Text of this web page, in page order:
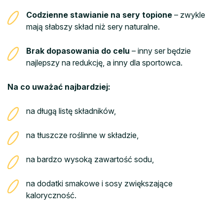
Codzienne stawianie na sery topione – zwykle
mają słabszy skład niż sery naturalne.
Brak dopasowania do celu – inny ser będzie
najlepszy na redukcję, a inny dla sportowca.
Na co uważać najbardziej:
na długą listę składników,
na tłuszcze roślinne w składzie,
na bardzo wysoką zawartość sodu,
na dodatki smakowe i sosy zwiększające
kaloryczność.